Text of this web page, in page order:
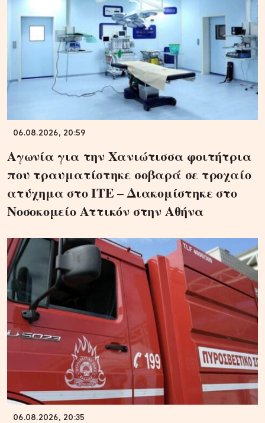
06.08.2026, 20:59
Αγωνία για την Χανιώτισσα φοιτήτρια
που τραυματίστηκε σοβαρά σε τροχαίο
ατύχημα στο ΙΤΕ – Διακομίστηκε στο
Νοσοκομείο Αττικόν στην Αθήνα
06.08.2026, 20:35